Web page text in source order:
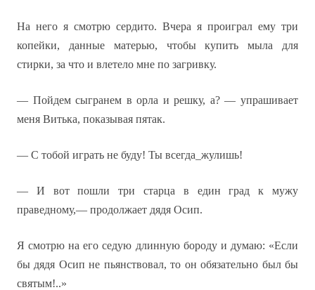
На него я смотрю сердито. Вчера я проиграл ему три
копейки, данные матерью, чтобы купить мыла для
стирки, за что и влетело мне по загривку.
— Пойдем сыгранем в орла и решку, а? — упрашивает
меня Витька, показывая пятак.
— С тобой играть не буду! Ты всегда_жулишь!
— И вот пошли три старца в един град к мужу
праведному,— продолжает дядя Осип.
Я смотрю на его седую длинную бороду и думаю: «Если
бы дядя Осип не пьянствовал, то он обязательно был бы
святым!..»